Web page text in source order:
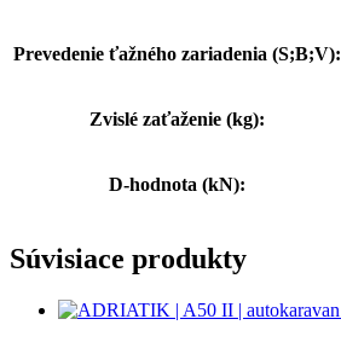
Prevedenie ťažného zariadenia (S;B;V):
Zvislé zaťaženie (kg):
D-hodnota (kN):
Súvisiace produkty